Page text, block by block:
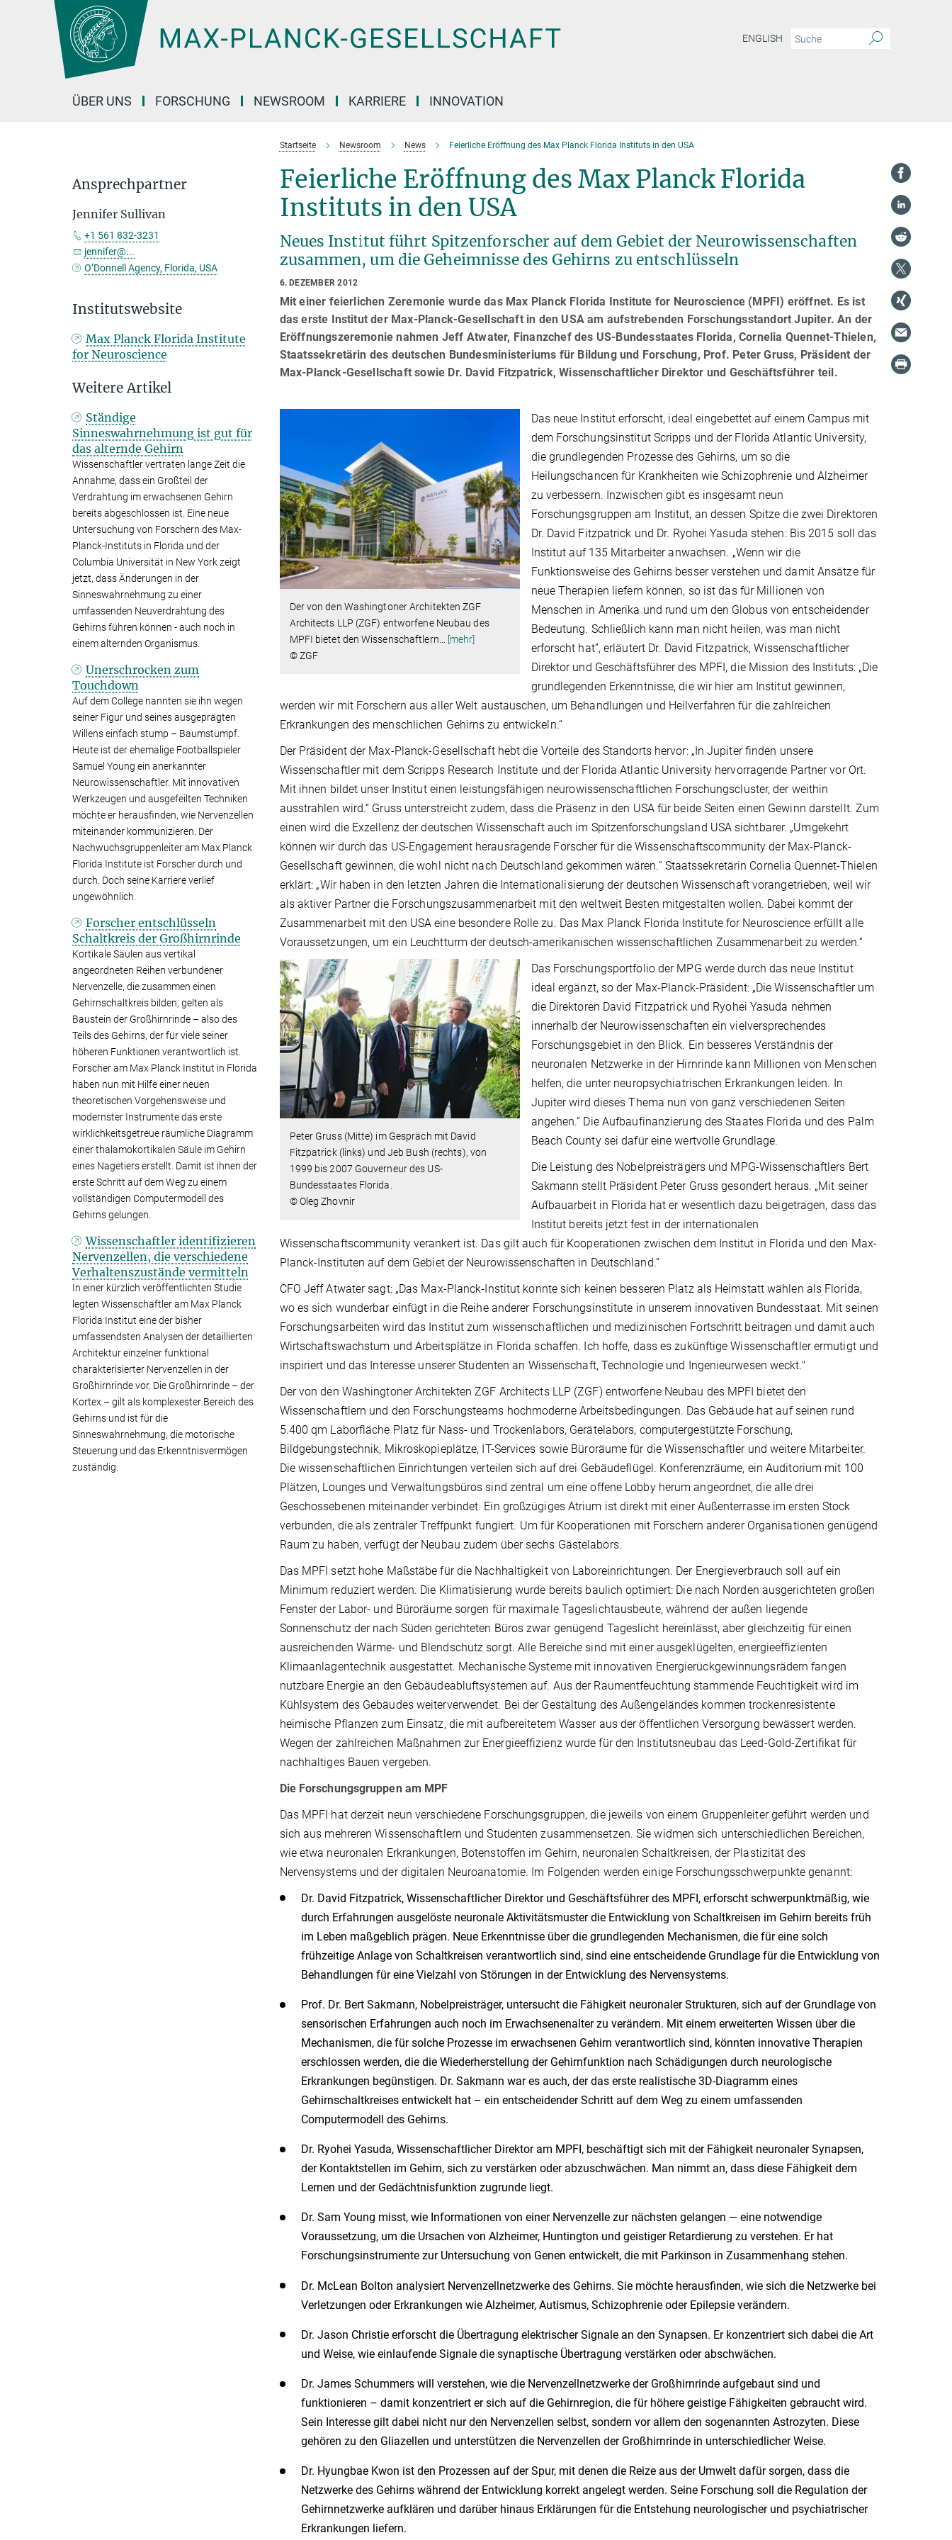
Hauptinhalt
ENGLISH
ÜBER UNS FORSCHUNG NEWSROOM KARRIERE INNOVATION
Startseite Newsroom News Feierliche Eröffnung des Max Planck Florida Instituts in den USA
Feierliche Eröffnung des Max Planck Florida
Instituts in den USA
Neues Institut führt Spitzenforscher auf dem Gebiet der Neurowissenschaften
zusammen, um die Geheimnisse des Gehirns zu entschlüsseln
6. DEZEMBER 2012
Mit einer feierlichen Zeremonie wurde das Max Planck Florida Institute for Neuroscience (MPFI) eröffnet. Es ist
das erste Institut der Max-Planck-Gesellschaft in den USA am aufstrebenden Forschungsstandort Jupiter. An der
Eröffnungszeremonie nahmen Jeff Atwater, Finanzchef des US-Bundesstaates Florida, Cornelia Quennet-Thielen,
Staatssekretärin des deutschen Bundesministeriums für Bildung und Forschung, Prof. Peter Gruss, Präsident der
Max-Planck-Gesellschaft sowie Dr. David Fitzpatrick, Wissenschaftlicher Direktor und Geschäftsführer teil.
Der von den Washingtoner Architekten ZGF
Architects LLP (ZGF) entworfene Neubau des
MPFI bietet den Wissenschaftlern… [mehr]
© ZGF
Das neue Institut erforscht, ideal eingebettet auf einem Campus mit
dem Forschungsinstitut Scripps und der Florida Atlantic University,
die grundlegenden Prozesse des Gehirns, um so die
Heilungschancen für Krankheiten wie Schizophrenie und Alzheimer
zu verbessern. Inzwischen gibt es insgesamt neun
Forschungsgruppen am Institut, an dessen Spitze die zwei Direktoren
Dr. David Fitzpatrick und Dr. Ryohei Yasuda stehen: Bis 2015 soll das
Institut auf 135 Mitarbeiter anwachsen. „Wenn wir die
Funktionsweise des Gehirns besser verstehen und damit Ansätze für
neue Therapien liefern können, so ist das für Millionen von
Menschen in Amerika und rund um den Globus von entscheidender
Bedeutung. Schließlich kann man nicht heilen, was man nicht
erforscht hat”, erläutert Dr. David Fitzpatrick, Wissenschaftlicher
Direktor und Geschäftsführer des MPFI, die Mission des Instituts: „Die
grundlegenden Erkenntnisse, die wir hier am Institut gewinnen,
werden wir mit Forschern aus aller Welt austauschen, um Behandlungen und Heilverfahren für die zahlreichen
Erkrankungen des menschlichen Gehirns zu entwickeln.“
Der Präsident der Max-Planck-Gesellschaft hebt die Vorteile des Standorts hervor: „In Jupiter finden unsere
Wissenschaftler mit dem Scripps Research Institute und der Florida Atlantic University hervorragende Partner vor Ort.
Mit ihnen bildet unser Institut einen leistungsfähigen neurowissenschaftlichen Forschungscluster, der weithin
ausstrahlen wird.“ Gruss unterstreicht zudem, dass die Präsenz in den USA für beide Seiten einen Gewinn darstellt. Zum
einen wird die Exzellenz der deutschen Wissenschaft auch im Spitzenforschungsland USA sichtbarer. „Umgekehrt
können wir durch das US-Engagement herausragende Forscher für die Wissenschafts­community der Max-Planck-
Gesellschaft gewinnen, die wohl nicht nach Deutschland gekommen wären.“ Staatssekretärin Cornelia Quennet-Thielen
erklärt: „Wir haben in den letzten Jahren die Internationalisierung der deutschen Wissenschaft vorangetrieben, weil wir
als aktiver Partner die Forschungszusammenarbeit mit den weltweit Besten mitgestalten wollen. Dabei kommt der
Zusammenarbeit mit den USA eine besondere Rolle zu. Das Max Planck Florida Institute for Neuroscience erfüllt alle
Voraussetzungen, um ein Leuchtturm der deutsch-amerikanischen wissenschaftlichen Zusammenarbeit zu werden.“
Peter Gruss (Mitte) im Gespräch mit David
Fitzpatrick (links) und Jeb Bush (rechts), von
1999 bis 2007 Gouverneur des US-
Bundesstaates Florida.
© Oleg Zhovnir
Das Forschungsportfolio der MPG werde durch das neue Institut
ideal ergänzt, so der Max-Planck-Präsident: „Die Wissenschaftler um
die Direktoren David Fitzpatrick und Ryohei Yasuda nehmen
innerhalb der Neurowissenschaften ein vielversprechendes
Forschungsgebiet in den Blick. Ein besseres Verständnis der
neuronalen Netzwerke in der Hirnrinde kann Millionen von Menschen
helfen, die unter neuropsychiatrischen Erkrankungen leiden. In
Jupiter wird dieses Thema nun von ganz verschiedenen Seiten
angehen.“ Die Aufbaufinanzierung des Staates Florida und des Palm
Beach County sei dafür eine wertvolle Grundlage.
Die Leistung des Nobelpreisträgers und MPG-Wissenschaftlers Bert
Sakmann stellt Präsident Peter Gruss gesondert heraus. „Mit seiner
Aufbauarbeit in Florida hat er wesentlich dazu beigetragen, dass das
Institut bereits jetzt fest in der internationalen
Wissenschaftscommunity verankert ist. Das gilt auch für Kooperationen zwischen dem Institut in Florida und den Max-
Planck-Instituten auf dem Gebiet der Neurowissenschaften in Deutschland.“
CFO Jeff Atwater sagt: „Das Max-Planck-Institut konnte sich keinen besseren Platz als Heimstatt wählen als Florida,
wo es sich wunderbar einfügt in die Reihe anderer Forschungsinstitute in unserem innovativen Bundesstaat. Mit seinen
Forschungsarbeiten wird das Institut zum wissenschaftlichen und medizinischen Fortschritt beitragen und damit auch
Wirtschaftswachstum und Arbeitsplätze in Florida schaffen. Ich hoffe, dass es zukünftige Wissenschaftler ermutigt und
inspiriert und das Interesse unserer Studenten an Wissenschaft, Technologie und Ingenieurwesen weckt."
Der von den Washingtoner Architekten ZGF Architects LLP (ZGF) entworfene Neubau des MPFI bietet den
Wissenschaftlern und den Forschungsteams hochmoderne Arbeitsbedingungen. Das Gebäude hat auf seinen rund
5.400 qm Laborfläche Platz für Nass- und Trockenlabors, Gerätelabors, computergestützte Forschung,
Bildgebungstechnik, Mikroskopieplätze, IT-Services sowie Büroräume für die Wissenschaftler und weitere Mitarbeiter.
Die wissenschaftlichen Einrichtungen verteilen sich auf drei Gebäudeflügel. Konferenzräume, ein Auditorium mit 100
Plätzen, Lounges und Verwaltungsbüros sind zentral um eine offene Lobby herum angeordnet, die alle drei
Geschossebenen miteinander verbindet. Ein großzügiges Atrium ist direkt mit einer Außenterrasse im ersten Stock
verbunden, die als zentraler Treffpunkt fungiert. Um für Kooperationen mit Forschern anderer Organisationen genügend
Raum zu haben, verfügt der Neubau zudem über sechs Gästelabors.
Das MPFI setzt hohe Maßstäbe für die Nachhaltigkeit von Laboreinrichtungen. Der Energieverbrauch soll auf ein
Minimum reduziert werden. Die Klimatisierung wurde bereits baulich optimiert: Die nach Norden ausgerichteten großen
Fenster der Labor- und Büroräume sorgen für maximale Tageslichtausbeute, während der außen liegende
Sonnenschutz der nach Süden gerichteten Büros zwar genügend Tageslicht hereinlässt, aber gleichzeitig für einen
ausreichenden Wärme- und Blendschutz sorgt. Alle Bereiche sind mit einer ausgeklügelten, energieeffizienten
Klimaanlagentechnik ausgestattet. Mechanische Systeme mit innovativen Energierückgewinnungsrädern fangen
nutzbare Energie an den Gebäudeabluftsystemen auf. Aus der Raumentfeuchtung stammende Feuchtigkeit wird im
Kühlsystem des Gebäudes weiterverwendet. Bei der Gestaltung des Außengeländes kommen trockenresistente
heimische Pflanzen zum Einsatz, die mit aufbereitetem Wasser aus der öffentlichen Versorgung bewässert werden.
Wegen der zahlreichen Maßnahmen zur Energieeffizienz wurde für den Institutsneubau das Leed-Gold-Zertifikat für
nachhaltiges Bauen vergeben.
Die Forschungsgruppen am MPF
Das MPFI hat derzeit neun verschiedene Forschungsgruppen, die jeweils von einem Gruppenleiter geführt werden und
sich aus mehreren Wissenschaftlern und Studenten zusammensetzen. Sie widmen sich unterschiedlichen Bereichen,
wie etwa neuronalen Erkrankungen, Botenstoffen im Gehirn, neuronalen Schaltkreisen, der Plastizität des
Nervensystems und der digitalen Neuroanatomie. Im Folgenden werden einige Forschungsschwerpunkte genannt:
Dr. David Fitzpatrick, Wissenschaftlicher Direktor und Geschäftsführer des MPFI, erforscht schwerpunktmäßig, wie
durch Erfahrungen ausgelöste neuronale Aktivitätsmuster die Entwicklung von Schaltkreisen im Gehirn bereits früh
im Leben maßgeblich prägen. Neue Erkenntnisse über die grundlegenden Mechanismen, die für eine solch
frühzeitige Anlage von Schaltkreisen verantwortlich sind, sind eine entscheidende Grundlage für die Entwicklung von
Behandlungen für eine Vielzahl von Störungen in der Entwicklung des Nervensystems.
Prof. Dr. Bert Sakmann, Nobelpreisträger, untersucht die Fähigkeit neuronaler Strukturen, sich auf der Grundlage von
sensorischen Erfahrungen auch noch im Erwachsenenalter zu verändern. Mit einem erweiterten Wissen über die
Mechanismen, die für solche Prozesse im erwachsenen Gehirn verantwortlich sind, könnten innovative Therapien
erschlossen werden, die die Wiederherstellung der Gehirnfunktion nach Schädigungen durch neurologische
Erkrankungen begünstigen. Dr. Sakmann war es auch, der das erste realistische 3D-Diagramm eines
Gehirnschaltkreises entwickelt hat – ein entscheidender Schritt auf dem Weg zu einem umfassenden
Computermodell des Gehirns.
Dr. Ryohei Yasuda, Wissenschaftlicher Direktor am MPFI, beschäftigt sich mit der Fähigkeit neuronaler Synapsen,
der Kontaktstellen im Gehirn, sich zu verstärken oder abzuschwächen. Man nimmt an, dass diese Fähigkeit dem
Lernen und der Gedächtnisfunktion zugrunde liegt.
Dr. Sam Young misst, wie Informationen von einer Nervenzelle zur nächsten gelangen — eine notwendige
Voraussetzung, um die Ursachen von Alzheimer, Huntington und geistiger Retardierung zu verstehen. Er hat
Forschungsinstrumente zur Untersuchung von Genen entwickelt, die mit Parkinson in Zusammenhang stehen.
Dr. McLean Bolton analysiert Nervenzellnetzwerke des Gehirns. Sie möchte herausfinden, wie sich die Netzwerke bei
Verletzungen oder Erkrankungen wie Alzheimer, Autismus, Schizophrenie oder Epilepsie verändern.
Dr. Jason Christie erforscht die Übertragung elektrischer Signale an den Synapsen. Er konzentriert sich dabei die Art
und Weise, wie einlaufende Signale die synaptische Übertragung verstärken oder abschwächen.
Dr. James Schummers will verstehen, wie die Nervenzellnetzwerke der Großhirnrinde aufgebaut sind und
funktionieren – damit konzentriert er sich auf die Gehirnregion, die für höhere geistige Fähigkeiten gebraucht wird.
Sein Interesse gilt dabei nicht nur den Nervenzellen selbst, sondern vor allem den sogenannten Astrozyten. Diese
gehören zu den Gliazellen und unterstützen die Nervenzellen der Großhirnrinde in unterschiedlicher Weise.
Dr. Hyungbae Kwon ist den Prozessen auf der Spur, mit denen die Reize aus der Umwelt dafür sorgen, dass die
Netzwerke des Gehirns während der Entwicklung korrekt angelegt werden. Seine Forschung soll die Regulation der
Gehirnnetzwerke aufklären und darüber hinaus Erklärungen für die Entstehung neurologischer und psychiatrischer
Erkrankungen liefern.
Ansprechpartner
Jennifer Sullivan
+1 561 832-3231
jennifer@...
O’Donnell Agency, Florida, USA
Institutswebsite
Max Planck Florida Institute
for Neuroscience
Weitere Artikel
Ständige
Sinneswahrnehmung ist gut für
das alternde Gehirn
Wissenschaftler vertraten lange Zeit die
Annahme, dass ein Großteil der
Verdrahtung im erwachsenen Gehirn
bereits abgeschlossen ist. Eine neue
Untersuchung von Forschern des Max-
Planck-Instituts in Florida und der
Columbia Universität in New York zeigt
jetzt, dass Änderungen in der
Sinneswahrnehmung zu einer
umfassenden Neuverdrahtung des
Gehirns führen können - auch noch in
einem alternden Organismus.
Unerschrocken zum
Touchdown
Auf dem College nannten sie ihn wegen
seiner Figur und seines ausgeprägten
Willens einfach stump – Baumstumpf.
Heute ist der ehemalige Footballspieler
Samuel Young ein anerkannter
Neurowissenschaftler. Mit innovativen
Werkzeugen und ausgefeilten Techniken
möchte er herausfinden, wie Nervenzellen
miteinander kommunizieren. Der
Nachwuchsgruppenleiter am Max Planck
Florida Institute ist Forscher durch und
durch. Doch seine Karriere verlief
ungewöhnlich.
Forscher entschlüsseln
Schaltkreis der Großhirnrinde
Kortikale Säulen aus vertikal
angeordneten Reihen verbundener
Nervenzelle, die zusammen einen
Gehirnschaltkreis bilden, gelten als
Baustein der Großhirnrinde – also des
Teils des Gehirns, der für viele seiner
höheren Funktionen verantwortlich ist.
Forscher am Max Planck Institut in Florida
haben nun mit Hilfe einer neuen
theoretischen Vorgehensweise und
modernster Instrumente das erste
wirklichkeitsgetreue räumliche Diagramm
einer thalamokortikalen Säule im Gehirn
eines Nagetiers erstellt. Damit ist ihnen der
erste Schritt auf dem Weg zu einem
vollständigen Computermodell des
Gehirns gelungen.
Wissenschaftler identifizieren
Nervenzellen, die verschiedene
Verhaltenszustände vermitteln
In einer kürzlich veröffentlichten Studie
legten Wissenschaftler am Max Planck
Florida Institut eine der bisher
umfassendsten Analysen der detaillierten
Architektur einzelner funktional
charakterisierter Nervenzellen in der
Großhirnrinde vor. Die Großhirnrinde – der
Kortex – gilt als komplexester Bereich des
Gehirns und ist für die
Sinneswahrnehmung, die motorische
Steuerung und das Erkenntnisvermögen
zuständig.